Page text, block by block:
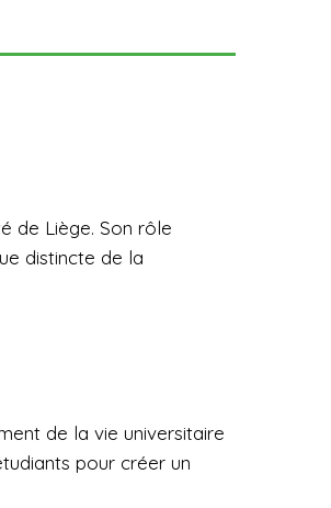
de Liège. Son rôle
distincte de la
de la vie universitaire
pour créer un